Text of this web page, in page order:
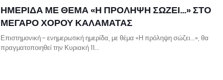
ΗΜΕΡΙΔΑ ΜΕ ΘΕΜΑ «Η ΠΡΟΛΗΨΗ ΣΩΖΕΙ…» ΣΤΟ
ΜΕΓΑΡΟ ΧΟΡΟΥ ΚΑΛΑΜΑΤΑΣ
Επιστημονική - ενημερωτική ημερίδα, με θέμα «Η πρόληψη σώζει…», θα
πραγματοποιηθεί την Κυριακή 11…